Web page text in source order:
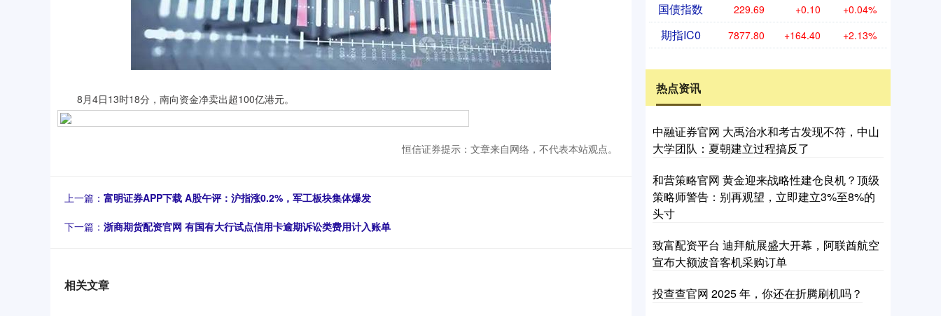
8月4日13时18分，南向资金净卖出超100亿港元。
恒信证券提示：文章来自网络，不代表本站观点。
上一篇： 富明证券APP下载 A股午评：沪指涨0.2%，军工板块集体爆发
下一篇： 浙商期货配资官网 有国有大行试点信用卡逾期诉讼类费用计入账单
相关文章
国债指数 229.69 +0.10 +0.04%
期指IC0 7877.80 +164.40 +2.13%
热点资讯
中融证券官网 大禹治水和考古发现不符，中山
大学团队：夏朝建立过程搞反了
和营策略官网 黄金迎来战略性建仓良机？顶级
策略师警告：别再观望，立即建立3%至8%的
头寸
致富配资平台 迪拜航展盛大开幕，阿联酋航空
宣布大额波音客机采购订单
投查查官网 2025 年，你还在折腾刷机吗？